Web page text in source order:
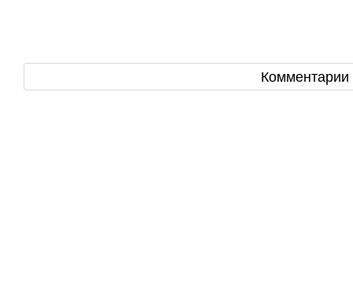
Комментарии